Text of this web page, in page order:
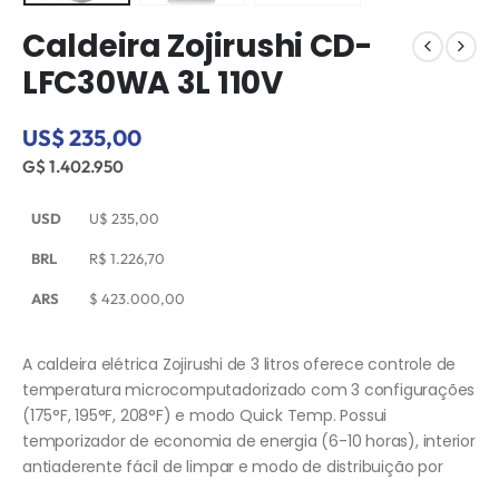
Caldeira Zojirushi CD-
LFC30WA 3L 110V
US$ 235,00
G$ 1.402.950
USD U$ 235,00
BRL R$ 1.226,70
ARS $ 423.000,00
A caldeira elétrica Zojirushi de 3 litros oferece controle de
temperatura microcomputadorizado com 3 configurações
(175°F, 195°F, 208°F) e modo Quick Temp. Possui
temporizador de economia de energia (6-10 horas), interior
antiaderente fácil de limpar e modo de distribuição por